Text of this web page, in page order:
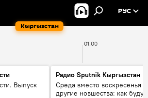
Кыргызстан
РУС
01:00
Выпуск
Радио Sputnik Кыргызстан
Среда вместо воскресенья и
другие новшества: как будут